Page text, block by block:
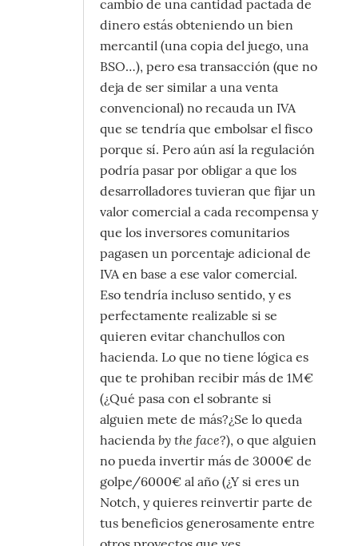
cambio de una cantidad pactada de
dinero estás obteniendo un bien
mercantil (una copia del juego, una
BSO…), pero esa transacción (que no
deja de ser similar a una venta
convencional) no recauda un IVA
que se tendría que embolsar el fisco
porque sí. Pero aún así la regulación
podría pasar por obligar a que los
desarrolladores tuvieran que fijar un
valor comercial a cada recompensa y
que los inversores comunitarios
pagasen un porcentaje adicional de
IVA en base a ese valor comercial.
Eso tendría incluso sentido, y es
perfectamente realizable si se
quieren evitar chanchullos con
hacienda. Lo que no tiene lógica es
que te prohiban recibir más de 1M€
(¿Qué pasa con el sobrante si
alguien mete de más?¿Se lo queda
hacienda by the face?), o que alguien
no pueda invertir más de 3000€ de
golpe/6000€ al año (¿Y si eres un
Notch, y quieres reinvertir parte de
tus beneficios generosamente entre